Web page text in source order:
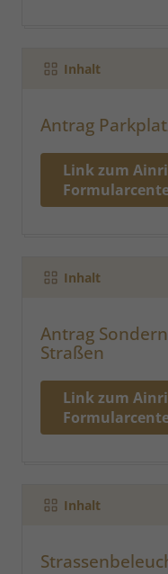
Inhalt
Antrag
Link zum
Inhalt
Antrag
Straßen
Link zum
Inhalt